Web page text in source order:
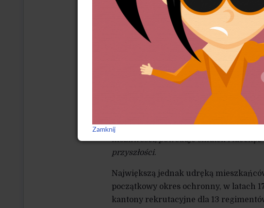
górnictwa ludzie cierpią głód i uciekają
[…] tylko 123 domy są zamieszkałe.
na hrabiego. […] Jeśli tak dalej pójdzie,
kilkakrotnie spalone. Wybudowano tu
. Z 1757 roku
miasteczek muszą pomagać panu przy
wydzielone im pola, utrzymywać w
przywozić z odległości czternastu mil
i są w tym samym położeniu, jak
przyzwyczaić. Natomiast podatki,
możliwości, powoduje smutek i
przyszłości.
Największą jednak udręką
początkowy okres ochronny, w latach
kantony rekrutacyjne dla 13
Zamknij